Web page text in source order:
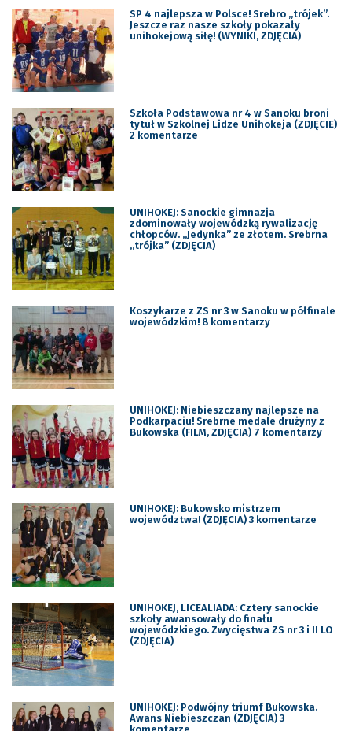
SP 4 najlepsza w Polsce! Srebro „trójek”.
Jeszcze raz nasze szkoły pokazały
unihokejową siłę! (WYNIKI, ZDJĘCIA)
Szkoła Podstawowa nr 4 w Sanoku broni
tytuł w Szkolnej Lidze Unihokeja (ZDJĘCIE)
2 komentarze
UNIHOKEJ: Sanockie gimnazja
zdominowały wojewódzką rywalizację
chłopców. „Jedynka” ze złotem. Srebrna
„trójka” (ZDJĘCIA)
Koszykarze z ZS nr 3 w Sanoku w półfinale
wojewódzkim! 8 komentarzy
UNIHOKEJ: Niebieszczany najlepsze na
Podkarpaciu! Srebrne medale drużyny z
Bukowska (FILM, ZDJĘCIA) 7 komentarzy
UNIHOKEJ: Bukowsko mistrzem
województwa! (ZDJĘCIA) 3 komentarze
UNIHOKEJ, LICEALIADA: Cztery sanockie
szkoły awansowały do finału
wojewódzkiego. Zwycięstwa ZS nr 3 i II LO
(ZDJĘCIA)
UNIHOKEJ: Podwójny triumf Bukowska.
Awans Niebieszczan (ZDJĘCIA) 3
komentarze